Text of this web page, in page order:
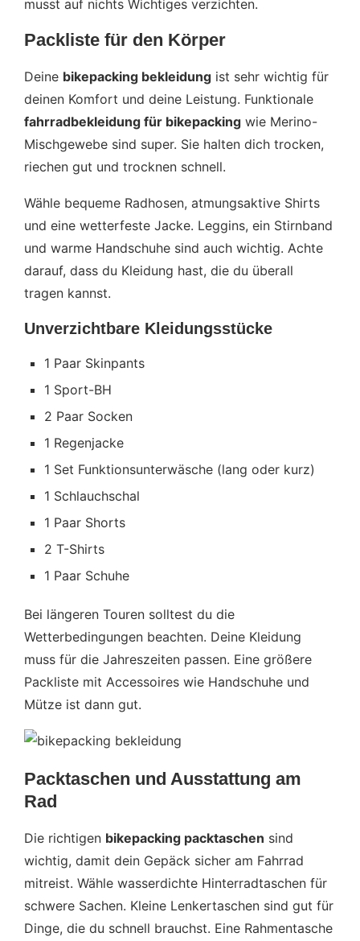
musst auf nichts Wichtiges verzichten.
Packliste für den Körper
Deine bikepacking bekleidung ist sehr wichtig für
deinen Komfort und deine Leistung. Funktionale
fahrradbekleidung für bikepacking wie Merino-
Mischgewebe sind super. Sie halten dich trocken,
riechen gut und trocknen schnell.
Wähle bequeme Radhosen, atmungsaktive Shirts
und eine wetterfeste Jacke. Leggins, ein Stirnband
und warme Handschuhe sind auch wichtig. Achte
darauf, dass du Kleidung hast, die du überall
tragen kannst.
Unverzichtbare Kleidungsstücke
1 Paar Skinpants
1 Sport-BH
2 Paar Socken
1 Regenjacke
1 Set Funktionsunterwäsche (lang oder kurz)
1 Schlauchschal
1 Paar Shorts
2 T-Shirts
1 Paar Schuhe
Bei längeren Touren solltest du die
Wetterbedingungen beachten. Deine Kleidung
muss für die Jahreszeiten passen. Eine größere
Packliste mit Accessoires wie Handschuhe und
Mütze ist dann gut.
Packtaschen und Ausstattung am
Rad
Die richtigen bikepacking packtaschen sind
wichtig, damit dein Gepäck sicher am Fahrrad
mitreist. Wähle wasserdichte Hinterradtaschen für
schwere Sachen. Kleine Lenkertaschen sind gut für
Dinge, die du schnell brauchst. Eine Rahmentasche